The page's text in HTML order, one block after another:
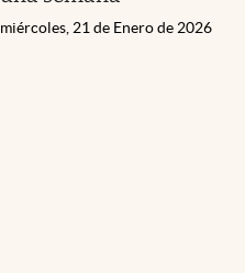
miércoles, 21 de Enero de 2026